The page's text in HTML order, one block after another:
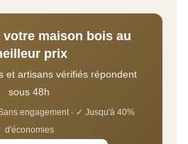
maison bois au
prix
et artisans vérifiés répondent
sous 48h
engagement · ✓ Jusqu'à 40%
d'économies